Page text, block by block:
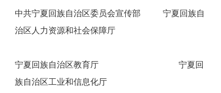
中共宁夏回族自治区委员会宣传部 宁夏回族自
治区人力资源和社会保障厅
宁夏回族自治区教育厅 宁夏回
族自治区工业和信息化厅